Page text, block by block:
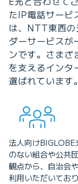
たIP電話サービ
は、NTT東西の
ダーサービスが
ンです。さまざ
を支えるインタ
選ばれています。
法人向けBIGLOBE
のない組合や公共
観点から、自治会
利用いただいており